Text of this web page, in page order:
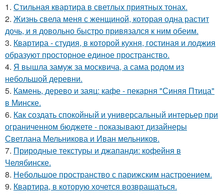
1. Стильная квартира в светлых приятных тонах.
2. Жизнь свела меня с женщиной, которая одна растит
дочь, и я довольно быстро привязался к ним обеим.
3. Квартира - студия, в которой кухня, гостиная и лоджия
образуют просторное единое пространство.
4. Я вышла замуж за москвича, а сама родом из
небольшой деревни.
5. Камень, дерево и заяц: кафе - пекарня "Синяя Птица"
в Минске.
6. Как создать спокойный и универсальный интерьер при
ограниченном бюджете - показывают дизайнеры
Светлана Мельникова и Иван мельников.
7. Природные текстуры и джапанди: кофейня в
Челябинске.
8. Небольшое пространство с парижским настроением.
9. Квартира, в которую хочется возвращаться.